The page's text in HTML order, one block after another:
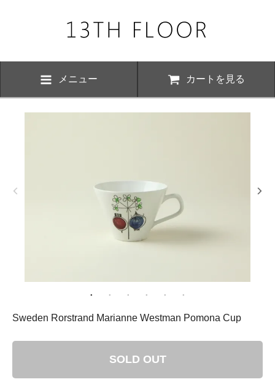
メニュー カートを見る
Sweden Rorstrand Marianne Westman Pomona Cup
SOLD OUT
下記の期間につきまして夏季休業とさせていただきます。 期間中は
ただけますが、ご対応が8月17日以降にさせていただく場合がござい
平成29年8月11日（金）－ 8月16日（水）
ホーム＆インテリア